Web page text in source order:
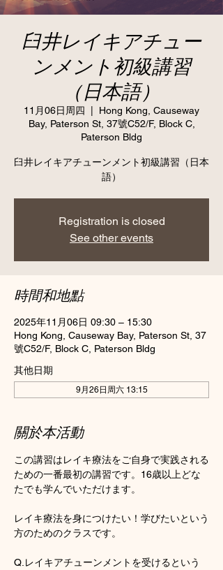
臼井レイキアチュー
ンメント初級講習
（日本語）
11月06日周四
Hong Kong, Causeway
Bay, Paterson St, 37號C52/F, Block C,
Paterson Bldg
臼井レイキアチューンメント初級講習（日本
語）
Registration is closed
See other events
時間和地點
2025年11月06日 09:30 – 15:30
Hong Kong, Causeway Bay, Paterson St, 37
號C52/F, Block C, Paterson Bldg
其他日期
9月26日周六 13:15
關於本活動
この講習はレイキ療法をご自身で実践される
ための一番最初の講習です。16歳以上どな
たでも学んでいただけます。
レイキ療法を身につけたい！学びたいという
方のためのクラスです。
Q.レイキアチューンメントを受けるという